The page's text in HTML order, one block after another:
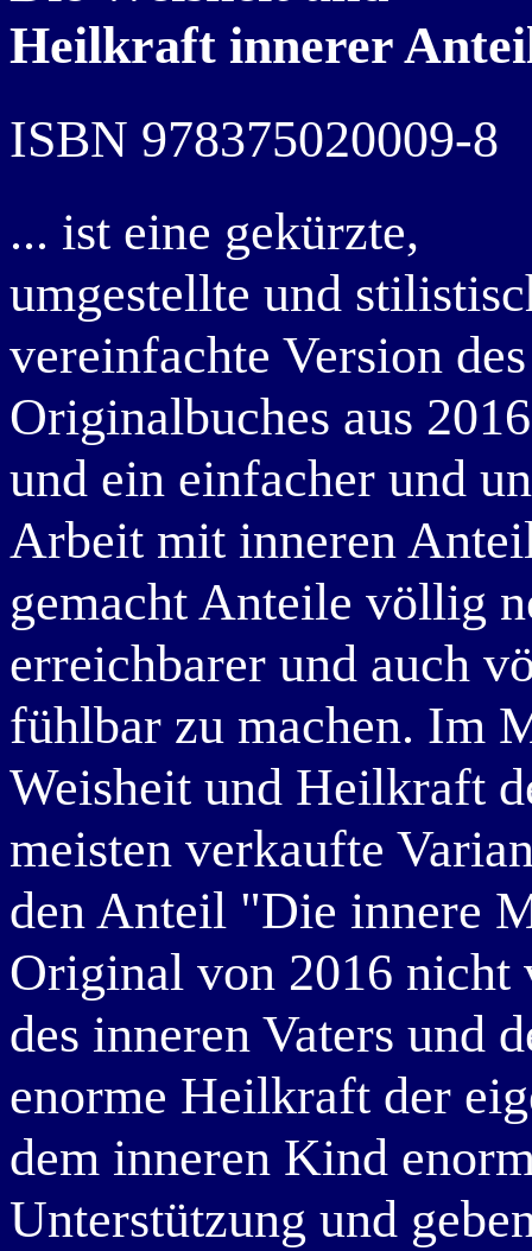
Heilkraft innerer
ISBN 978375020009-8
... ist eine gekürzte,
umgestellte und
vereinfachte Version des
Originalbuches aus 2016
und ein einfacher und
Arbeit mit inneren
gemacht Anteile völlig
erreichbarer und auch
fühlbar zu machen. Im
Weisheit und Heilkraft
meisten verkaufte
den Anteil "Die innere
Original von 2016
des inneren Vaters und
enorme Heilkraft der
dem inneren Kind
Unterstützung und